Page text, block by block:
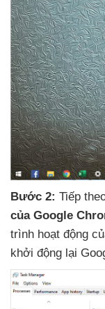
Bước 2: Tiếp
của Google
trình hoạt động
khởi động lại